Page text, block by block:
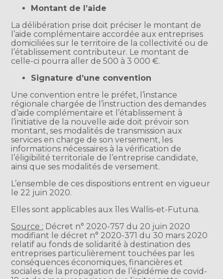
Montant de l’aide
La délibération prise doit préciser le montant de
l’aide complémentaire accordée aux entreprises
domiciliées sur le territoire de la collectivité ou de
l’établissement contributeur. Le montant de
celle-ci pourra aller de 500 à 3 000 €.
Signature d’une convention
Une convention entre le préfet, l’instance
régionale chargée de l’instruction des demandes
d’aide complémentaire et l’établissement à
l’initiative de la nouvelle aide doit prévoir son
montant, ses modalités de transmission aux
services en charge de son versement, les
informations nécessaires à la vérification de
l’éligibilité territoriale de l’entreprise candidate,
ainsi que ses modalités de versement.
L’ensemble de ces dispositions entrent en vigueur
le 22 juin 2020.
Elles sont applicables aux îles Wallis-et-Futuna.
Source : Décret n° 2020-757 du 20 juin 2020
modifiant le décret n° 2020-371 du 30 mars 2020
relatif au fonds de solidarité à destination des
entreprises particulièrement touchées par les
conséquences économiques, financières et
sociales de la propagation de l’épidémie de covid-